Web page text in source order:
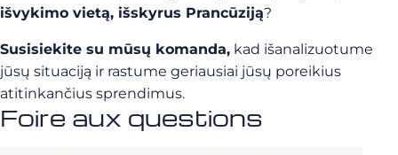
išvykimo vietą, išskyrus Prancūziją?
Susisiekite su mūsų komanda, kad išanalizuotume
jūsų situaciją ir rastume geriausiai jūsų poreikius
atitinkančius sprendimus.
Foire aux questions